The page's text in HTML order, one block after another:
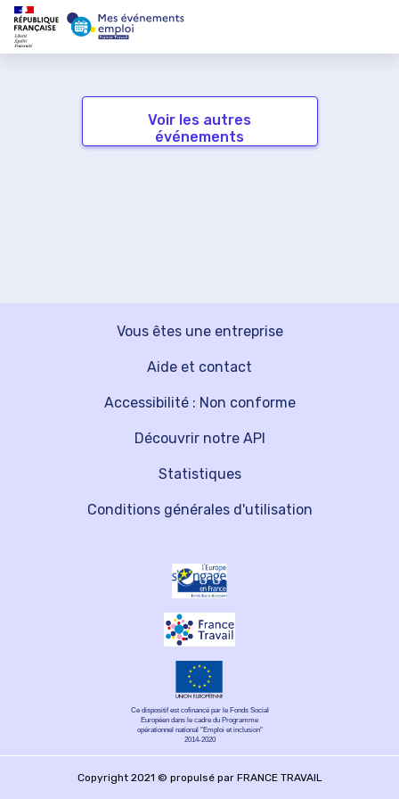
Voir les autres
événements
Vous êtes une entreprise
Découvrir notre API
Aide et contact
Statistiques
Accessibilité : Non conforme
Conditions générales d'utilisation
Ce dispositif est cofinancé par le Fonds Social
Européen dans le cadre du Programme
opérationnel national "Emploi et inclusion"
2014-2020
Copyright 2021 © propulsé par FRANCE TRAVAIL